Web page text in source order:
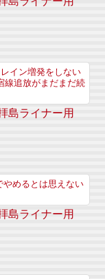
イン増発をしない
線追放がまだまだ続
島ライナー用
やめるとは思えない
島ライナー用